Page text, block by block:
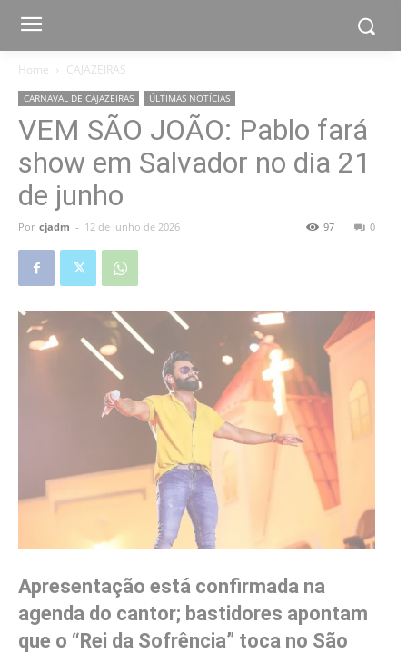
Home CAJAZEIRAS
CARNAVAL DE CAJAZEIRAS ÚLTIMAS NOTÍCIAS
VEM SÃO JOÃO: Pablo fará
show em Salvador no dia 21
de junho
Por cjadm - 12 de junho de 2026 0
97
Apresentação está confirmada na
agenda do cantor; bastidores apontam
que o “Rei da Sofrência” toca no São